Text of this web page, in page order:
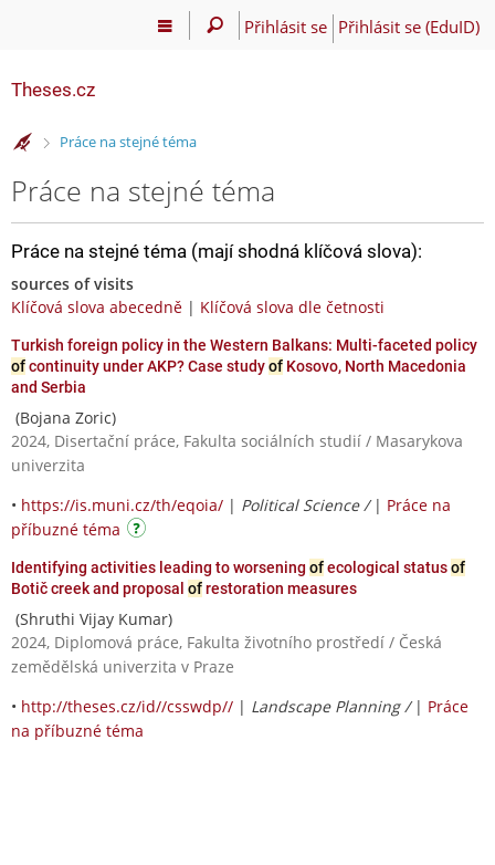
Přihlásit se Přihlásit se (EduID)
Theses.cz
>Práce na stejné téma
Práce na stejné téma
Práce na stejné téma (mají shodná klíčová slova):
sources of visits
Klíčová slova abecedně | Klíčová slova dle četnosti
Turkish foreign policy in the Western Balkans: Multi-faceted policy
ofcontinuity under AKP? Case studyof Kosovo, North Macedonia
and Serbia
(Bojana Zoric)
2024, Disertační práce, Fakulta sociálních studií / Masarykova
univerzita
• https://is.muni.cz/th/eqoia/ | Political Science / | Práce na
příbuzné téma
Identifying activities leading to worsening ofecological statusof
Botič creek and proposal ofrestoration measures
(Shruthi Vijay Kumar)
2024, Diplomová práce, Fakulta životního prostředí / Česká
zemědělská univerzita v Praze
• http://theses.cz/id//csswdp// | Landscape Planning / | Práce
na příbuzné téma